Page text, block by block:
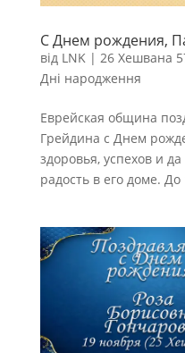
С Днем рождения,
від LNK| 26 Хешвана
Дні народження
Еврейская община
Грейдина с Днем
здоровья, успехов и да
радость в его доме.